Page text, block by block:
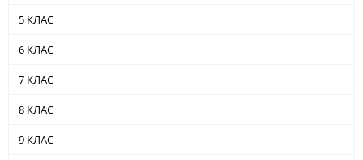
5 КЛАС
6 КЛАС
7 КЛАС
8 КЛАС
9 КЛАС